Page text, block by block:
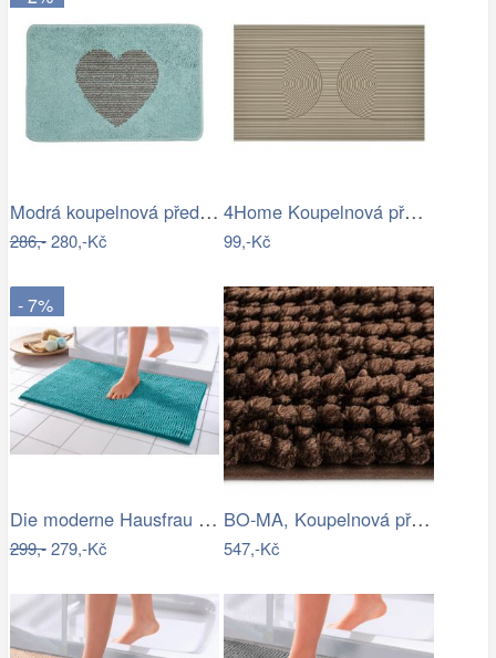
Modrá koupelnová předložka se srdíčkem …
286,-280,-Kč
4Home Koupelnová předložka Infinity, 50…
99,-Kč
- 7%
Die moderne Hausfrau Koupelnová…
299,-279,-Kč
BO-MA, Koupelnová předložka Ella micro…
547,-Kč